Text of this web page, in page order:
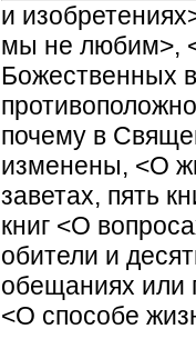
и
мы не любим>,
Божественных
почему в
изменены, <О
заветах, пять
книг <О
обители и
обещаниях или
<О способе